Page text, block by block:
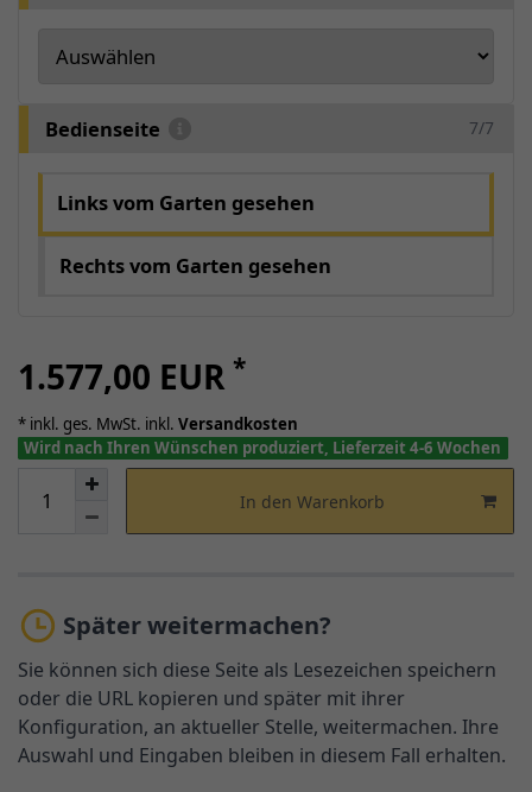
Bedienseite 7/7
Links vom Garten gesehen
Rechts vom Garten gesehen
1.577,00 EUR *
* inkl. ges. MwSt. inkl. Versandkosten
Wird nach Ihren Wünschen produziert, Lieferzeit 4-6 Wochen
In den Warenkorb
Später weitermachen?
Sie können sich diese Seite als Lesezeichen speichern
oder die URL kopieren und später mit ihrer
Konfiguration, an aktueller Stelle, weitermachen. Ihre
Auswahl und Eingaben bleiben in diesem Fall erhalten.